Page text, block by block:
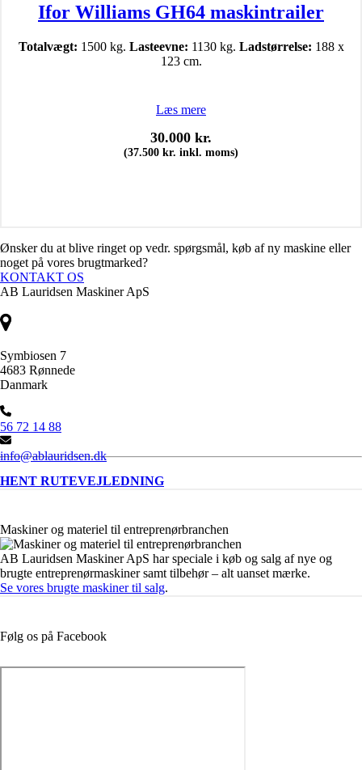
Ifor Williams GH64 maskintrailer
Totalvægt: 1500 kg. Lasteevne: 1130 kg. Ladstørrelse: 188 x
123 cm.
Læs mere
30.000 kr.
(37.500 kr. inkl. moms)
Ønsker du at blive ringet op vedr. spørgsmål, køb af ny maskine eller
noget på vores brugtmarked?
KONTAKT OS
AB Lauridsen Maskiner ApS
Symbiosen 7
4683 Rønnede
Danmark
56 72 14 88
info@ablauridsen.dk
HENT RUTEVEJLEDNING
Maskiner og materiel til entreprenørbranchen
AB Lauridsen Maskiner ApS har speciale i køb og salg af nye og
brugte entreprenørmaskiner samt tilbehør – alt uanset mærke.
Se vores brugte maskiner til salg.
Følg os på Facebook